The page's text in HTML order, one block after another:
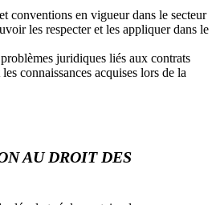
conventions en vigueur dans le secteur
les respecter et les appliquer dans le
juridiques liés aux contrats
connaissances acquises lors de la
AU DROIT DES